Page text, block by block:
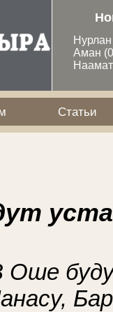
Аман
Статьи
Оше